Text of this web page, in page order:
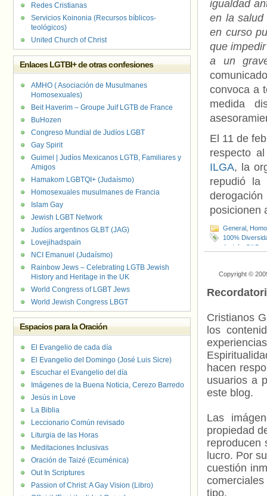
igualdad
en la salud
en curso
que
a un
convoca a
medida
El 11 de
respecto
ILGA, la
repudió la
posicionen
General
100%
Andrés Gil
y Lucha,
Género,María
formando
Copyright ©
Cristianos
los
hacen
usuarios a
este blog.
Las
propiedad
reproducen
lucro. Por
cuestión
tipo.
Redes Cristianas
Servicios Koinonia (Recursos bíblicos-
teológicos)
United Church of Christ
Enlaces LGTBI+ de otras confesiones
AMHO ( Asociación de Musulmanes
Homosexuales)
Beit Haverim – Groupe Juif LGTB de France
BuHozen
Congreso Mundial de Judíos LGBT
Gay Spirit
Guimel | Judíos Mexicanos LGTB, Familiares y
Amigos
Hamakom LGBTQI+ (Judaísmo)
Homosexuales musulmanes de Francia
Islam Gay
Jewish LGBT Network
Judíos argentinos GLBT (JAG)
Lovejihadspain
NCI Emanuel (Judaísmo)
Rainbow Jews – Celebrating LGTB Jewish
History and Heritage in the UK
World Congress of LGBT Jews
World Jewish Congress LBGT
Espacios para la Oración
El Evangelio de cada día
El Evangelio del Domingo (José Luis Sicre)
Escuchar el Evangelio del día
Imágenes de la Buena Noticia, Cerezo Barredo
Jesús in Love
La Biblia
Leccionario Común revisado
Liturgia de las Horas
Meditaciones Inclusivas
Oración de Taizé (Ecuménica)
Out In Scriptures
Passion of Christ: A Gay Vision (Libro)